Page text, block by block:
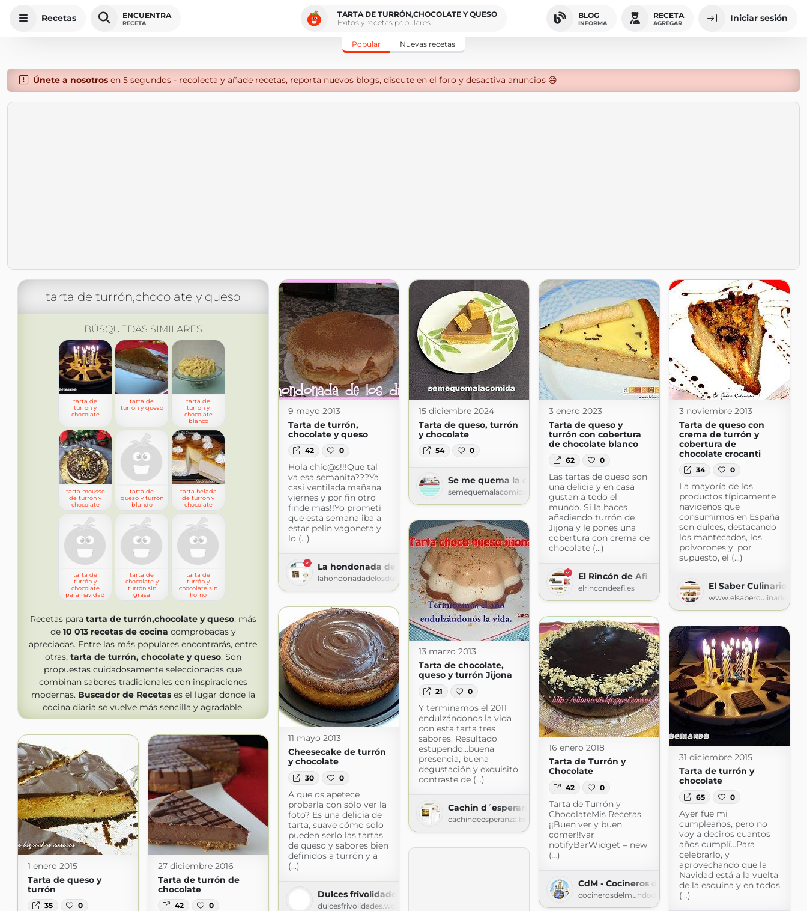
Recetas ENCUENTRA
RECETA
TARTA DE TURRÓN,CHOCOLATE Y QUESO
Éxitos y recetas populares
BLOG
INFORMA
RECETA
AGREGAR Iniciar sesión
Popular Nuevas recetas
Únete a nosotrosen 5 segundos - recolecta y añade recetas, reporta nuevos blogs, discute en el foro y desactiva anuncios 😄
tarta de turrón,chocolate y queso
BÚSQUEDAS SIMILARES
tarta de
turrón y
chocolate
tarta de
turrón y queso
tarta de
turrón y
chocolate
blanco
tarta mousse
de turrón y
chocolate
tarta de
queso y turrón
blando
tarta helada
de turron y
chocolate
tarta de
turrón y
chocolate
para navidad
tarta de
chocolate y
turrón sin
grasa
tarta de
turrón y
chocolate sin
horno
Recetas para tarta de turrón,chocolate y queso: más
de 10 013 recetas de cocina comprobadas y
apreciadas. Entre las más populares encontrarás, entre
otras, tarta de turrón, chocolate y queso. Son
propuestas cuidadosamente seleccionadas que
combinan sabores tradicionales con inspiraciones
modernas. Buscador de Recetases el lugar donde la
cocina diaria se vuelve más sencilla y agradable.
9 mayo 2013
Tarta de turrón,
chocolate y queso
42 0
Hola chic@s!!!Que tal
va esa semanita???Ya
casi ventilada,mañana
viernes y por fin otro
finde mas!!Yo prometí
que esta semana iba a
estar pelin vagoneta y
lo (...)
La hondonada de los dulces
lahondonadadelosdulces.blogspot.com
15 diciembre 2024
Tarta de queso, turrón
y chocolate
54 0
Se me quema la comida
semequemalacomida.blogspot.com
3 enero 2023
Tarta de queso y
turrón con cobertura
de chocolate blanco
62 0
Las tartas de queso son
una delicia y en casa
gustan a todo el
mundo. Si la haces
añadiendo turrón de
Jijona y le pones una
cobertura con crema de
chocolate (...)
El Rincón de Afi
elrincondeafi.es
3 noviembre 2013
Tarta de queso con
crema de turrón y
cobertura de
chocolate crocanti
34 0
La mayoría de los
productos típicamente
navideños que
consumimos en España
son dulces, destacando
los mantecados, los
polvorones y, por
supuesto, el (...)
El Saber Culinario
www.elsaberculinario.com
13 marzo 2013
Tarta de chocolate,
queso y turrón Jijona
21 0
Y terminamos el 2011
endulzándonos la vida
con esta tarta tres
sabores. Resultado
estupendo...buena
presencia, buena
degustación y exquisito
contraste de (...)
Cachin d´esperanza
cachindeesperanza.blogspot.com
11 mayo 2013
Cheesecake de turrón
y chocolate
30 0
A que os apetece
probarla con sólo ver la
foto? Es una delicia de
tarta, suave cómo solo
pueden serlo las tartas
de queso y sabores bien
definidos a turrón y a
(...)
Dulces frivolidades
dulcesfrivolidades.wordpress.com
16 enero 2018
Tarta de Turrón y
Chocolate
42 0
Tarta de Turrón y
ChocolateMis Recetas
¡¡Buen ver y buen
comer!!var
notifyBarWidget = new
(...)
CdM - Cocineros del Mundo
cocinerosdelmundodegoogle.blogspot.com
31 diciembre 2015
Tarta de turrón y
chocolate
65 0
Ayer fue mi
cumpleaños, pero no
voy a deciros cuantos
años cumplí...Para
celebrarlo, y
aprovechando que la
Navidad está a la vuelta
de la esquina y en todos
(...)
1 enero 2015
Tarta de queso y
turrón
35 0
27 diciembre 2016
Tarta de turrón de
chocolate
42 0